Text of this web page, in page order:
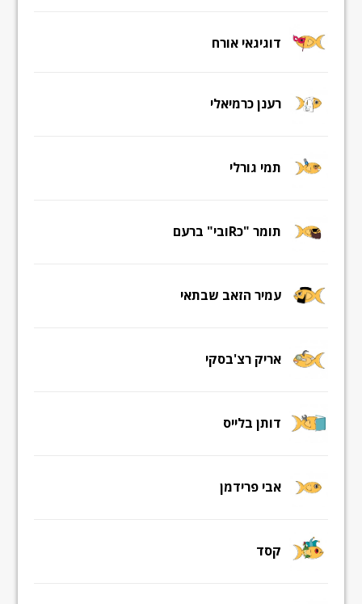
דוגיגאי אורח
רענן כרמיאלי
תמי גורלי
תומר "כRובי" ברעם
עמיר הזאב שבתאי
אריק רצ'בסקי
דותן בלייס
אבי פרידמן
קסד